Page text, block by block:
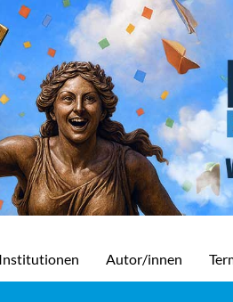
Autor/innen